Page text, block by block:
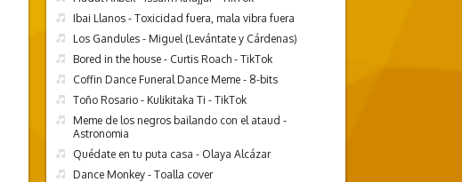
Ibai Llanos - Toxicidad fuera, mala vibra fuera
Los Gandules - Miguel (Levántate y Cárdenas)
Bored in the house - Curtis Roach - TikTok
Coffin Dance Funeral Dance Meme - 8-bits
Toño Rosario - Kulikitaka Ti - TikTok
Meme de los negros bailando con el ataud -
Astronomia
Quédate en tu puta casa - Olaya Alcázar
Dance Monkey - Toalla cover